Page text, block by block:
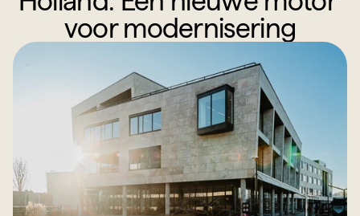
voor modernisering